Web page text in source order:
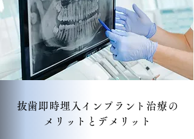
抜歯即時埋入インプラント治療の
メリットとデメリット